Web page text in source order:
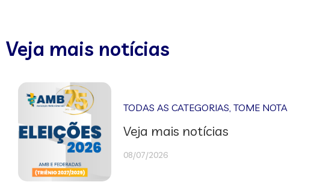
Veja mais notícias
TODAS AS CATEGORIAS,TOME NOTA
Veja mais notícias
08/07/2026